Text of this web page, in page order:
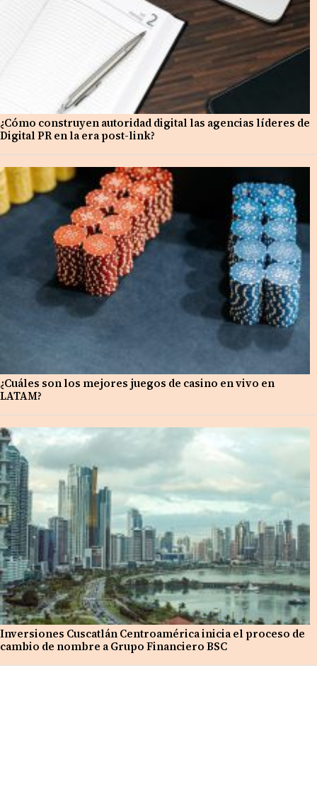
¿Cómo construyen autoridad digital las agencias líderes de
Digital PR en la era post-link?
¿Cuáles son los mejores juegos de casino en vivo en
LATAM?
Inversiones Cuscatlán Centroamérica inicia el proceso de
cambio de nombre a Grupo Financiero BSC